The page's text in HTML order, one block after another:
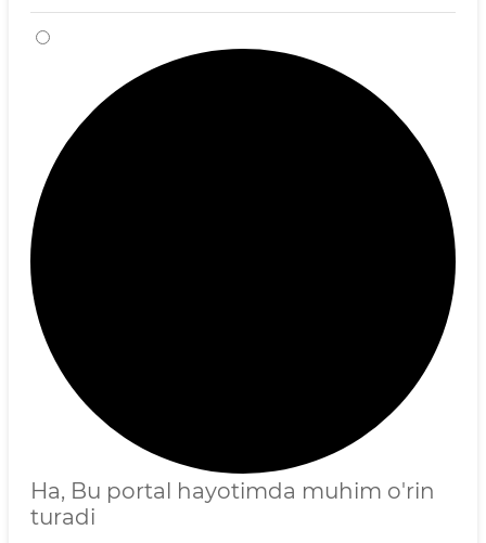
Ha, Bu portal hayotimda muhim o'rin
turadi